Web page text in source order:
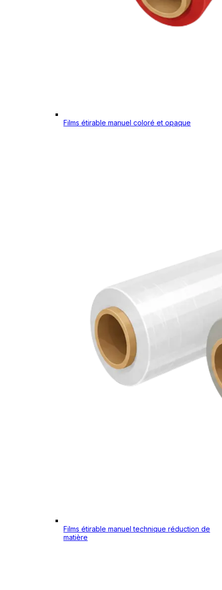
Films étirable manuel coloré et opaque
Films étirable manuel technique réduction de
matière